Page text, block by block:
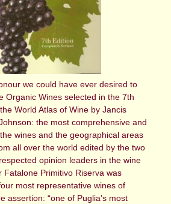
we could have ever desired to
Organic Wines selected in the 7th
World Atlas of Wine by Jancis
the most comprehensive and
wines and the geographical areas
all over the world edited by the two
opinion leaders in the wine
Fatalone Primitivo Riserva was
most representative wines of
assertion: “one of Puglia’s most